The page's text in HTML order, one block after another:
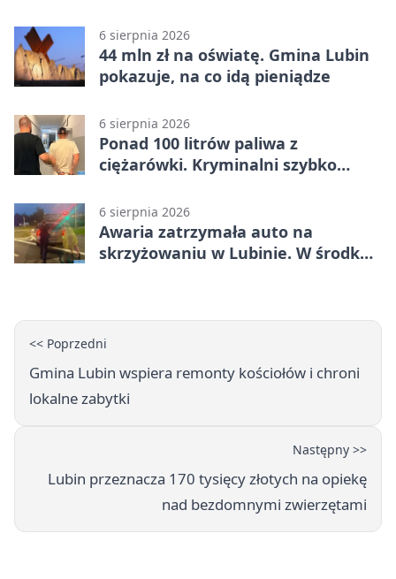
6 sierpnia 2026
44 mln zł na oświatę. Gmina Lubin
pokazuje, na co idą pieniądze
6 sierpnia 2026
Ponad 100 litrów paliwa z
ciężarówki. Kryminalni szybko
6 sierpnia 2026
Awaria zatrzymała auto na
skrzyżowaniu w Lubinie. W środku
<< Poprzedni
Gmina Lubin wspiera remonty kościołów i chroni
lokalne zabytki
Następny >>
Lubin przeznacza 170 tysięcy złotych na opiekę
nad bezdomnymi zwierzętami